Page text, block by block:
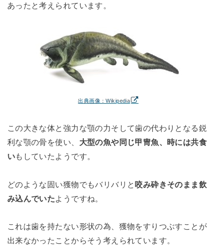
あったと考えられています。
出典画像：Wikipedia
この大きな体と強力な顎の力そして歯の代わりとなる鋭
利な顎の骨を使い、 大型の魚や同じ甲冑魚、時には共食
いもしていたようです。
どのような固い獲物でもバリバリと咬み砕きそのまま飲
み込んでいた ようですね。
これは歯を持たない形状の為、獲物をすりつぶすことが
出来なかったことからそう考えられています。